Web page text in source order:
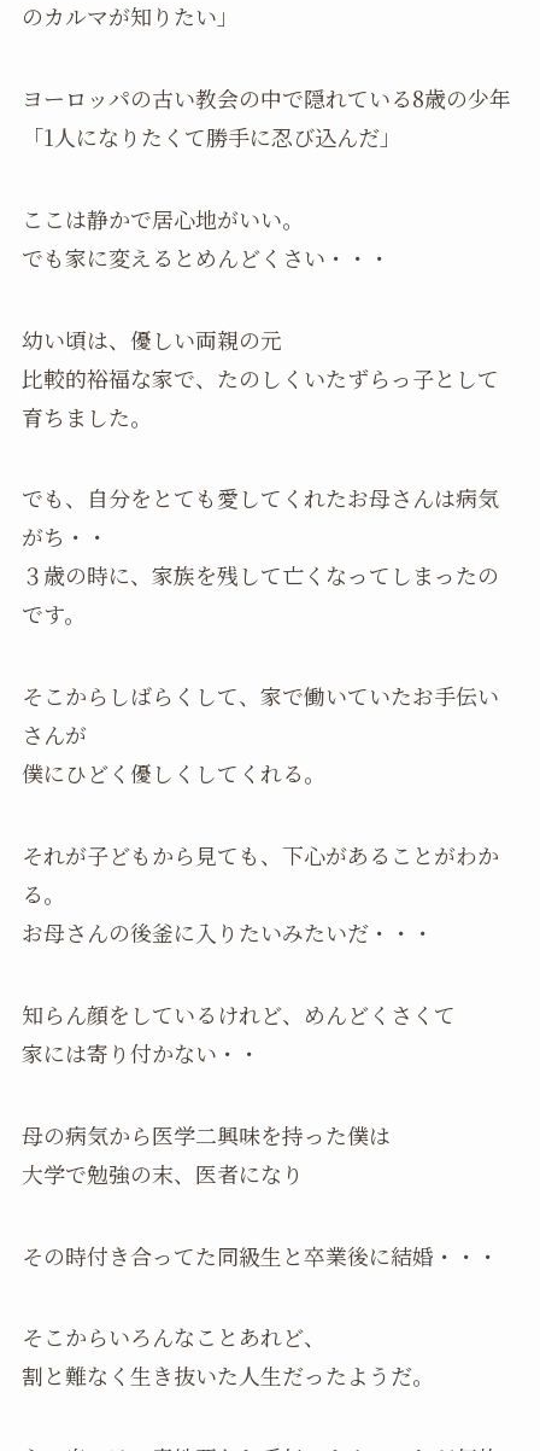
のカルマが知りたい」
ヨーロッパの古い教会の中で隠れている8歳の少年
「1人になりたくて勝手に忍び込んだ」
ここは静かで居心地がいい。
でも家に変えるとめんどくさい・・・
幼い頃は、優しい両親の元
比較的裕福な家で、たのしくいたずらっ子として
育ちました。
でも、自分をとても愛してくれたお母さんは病気
がち・・
３歳の時に、家族を残して亡くなってしまったの
です。
そこからしばらくして、家で働いていたお手伝い
さんが
僕にひどく優しくしてくれる。
それが子どもから見ても、下心があることがわか
る。
お母さんの後釜に入りたいみたいだ・・・
知らん顔をしているけれど、めんどくさくて
家には寄り付かない・・
母の病気から医学二興味を持った僕は
大学で勉強の末、医者になり
その時付き合ってた同級生と卒業後に結婚・・・
そこからいろんなことあれど、
割と難なく生き抜いた人生だったようだ。